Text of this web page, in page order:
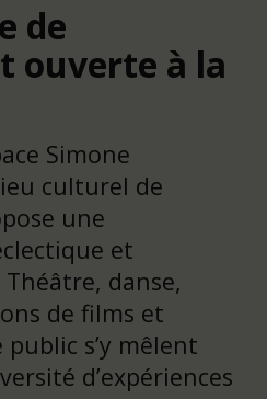
de
ouverte à la
Simone
culturel de
une
et
danse,
de films et
s’y mêlent
d’expériences